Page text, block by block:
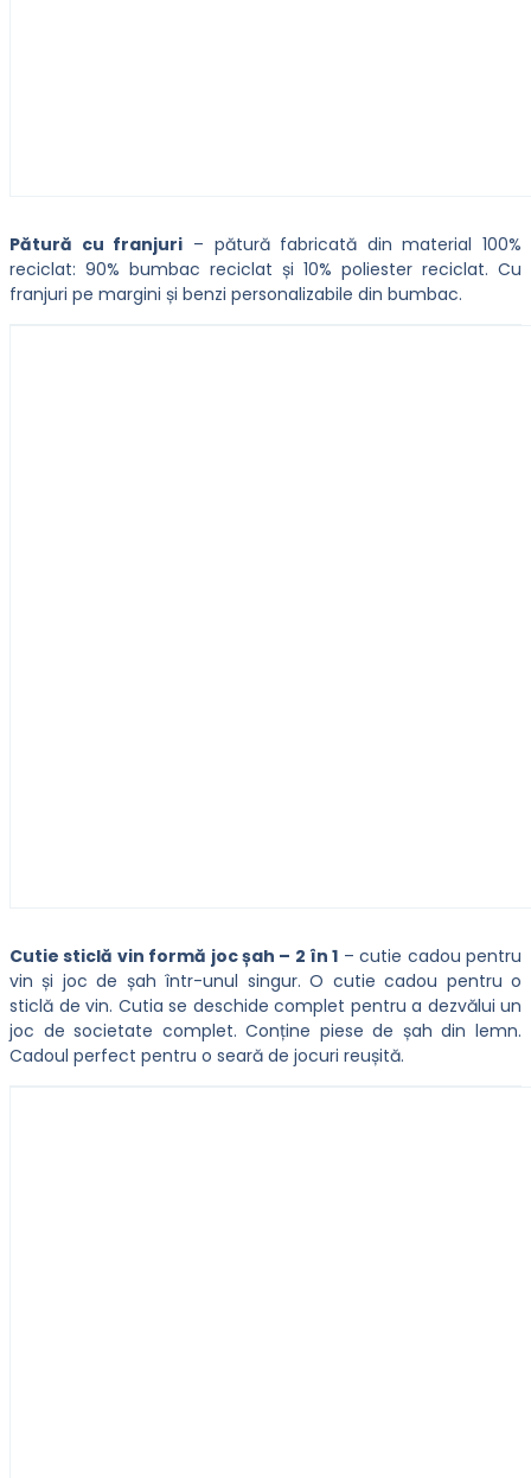
Pătură cu franjuri – pătură fabricată din material 100%
reciclat: 90% bumbac reciclat și 10% poliester reciclat. Cu
franjuri pe margini și benzi personalizabile din bumbac.
Cutie sticlă vin formă joc șah – 2 în 1 – cutie cadou pentru
vin și joc de șah într-unul singur. O cutie cadou pentru o
sticlă de vin. Cutia se deschide complet pentru a dezvălui un
joc de societate complet. Conține piese de șah din lemn.
Cadoul perfect pentru o seară de jocuri reușită.